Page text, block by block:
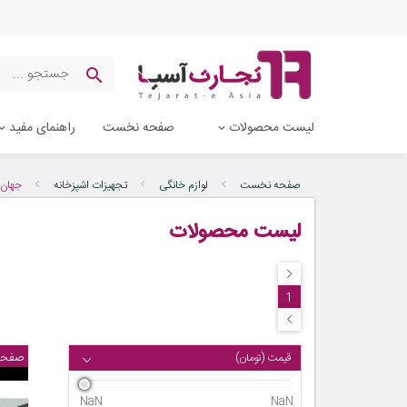
لیست محصولات صفحه نخست راهنمای مفید
صفحه نخست لوازم خانگی تجهیزات اشپزخانه جهان
لیست محصولات
1
قیمت (تومان)
NaN
NaN